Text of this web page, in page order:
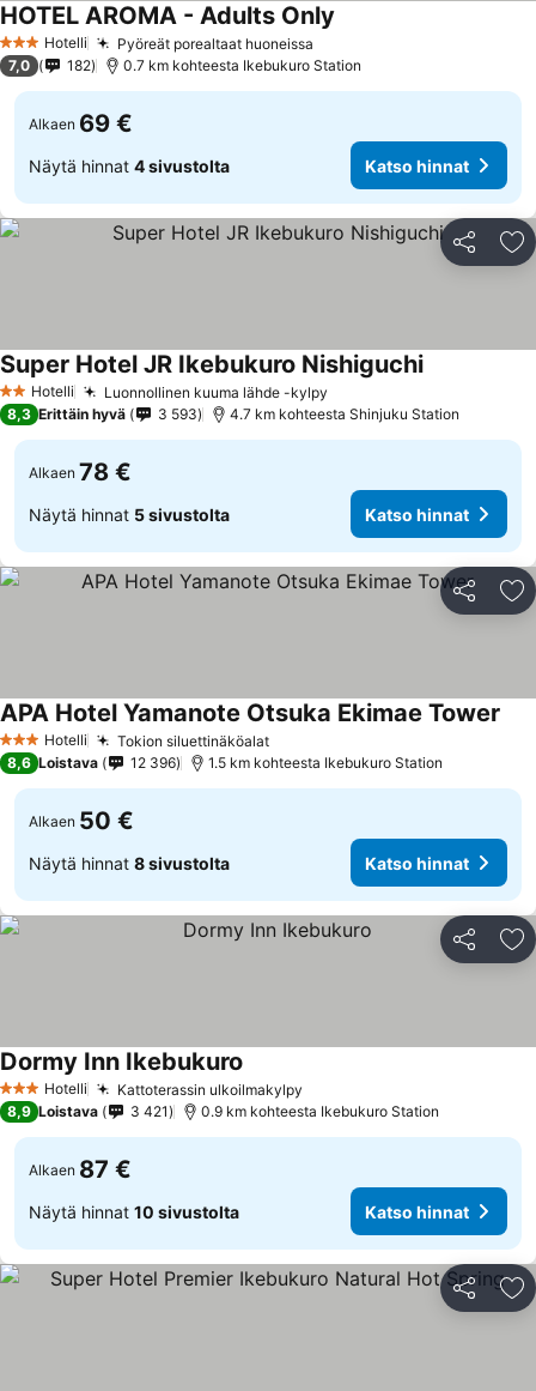
3 Tähtiluokitus
Hotelli Pyöreät porealtaat huoneissa
HOTEL AROMA - Adults Only
7,0 182 0.7 km kohteesta Ikebukuro Station
Alkaen 69 €
Näytä hinnat 4 sivustolta Katso hinnat
Jaa
2 Tähtiluokitus
Hotelli Luonnollinen kuuma lähde -kylpy
Super Hotel JR Ikebukuro NishiguchiKatso hinnat
8,3 Erittäin hyvä 3 593 4.7 km kohteesta Shinjuku Station
Alkaen 78 €
Näytä hinnat 5 sivustolta Katso hinnat
Jaa
3 Tähtiluokitus
Hotelli Tokion siluettinäköalatKatso hinnat
APA Hotel Yamanote Otsuka Ekimae Tower
8,6 Loistava 12 396 1.5 km kohteesta Ikebukuro Station
Alkaen 50 €
Näytä hinnat 8 sivustolta Katso hinnat
Jaa
3 Tähtiluokitus
Hotelli Kattoterassin ulkoilmakylpy
Dormy Inn Ikebukuro
8,9 Loistava 3 421 0.9 km kohteesta Ikebukuro Station
Alkaen 87 €
Näytä hinnat 10 sivustolta Katso hinnat
Jaa